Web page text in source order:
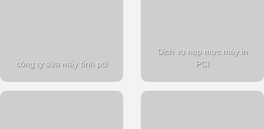
công ty sửa máy tính pci
Dịch vụ nạp mực máy in
PCI